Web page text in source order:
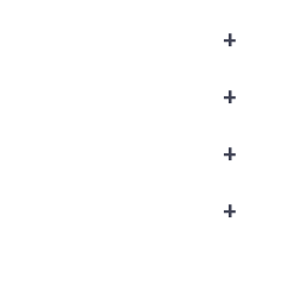
+
+
+
+